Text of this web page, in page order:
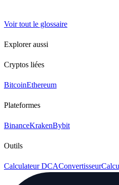
Voir tout le glossaire
Explorer aussi
Cryptos liées
BitcoinEthereum
Plateformes
BinanceKrakenBybit
Outils
Calculateur DCAConvertisseur